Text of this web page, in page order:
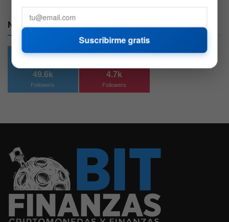
Nuestras Redes:
49.6k
Followers
4.7k
Followers
Suscribirme gratis